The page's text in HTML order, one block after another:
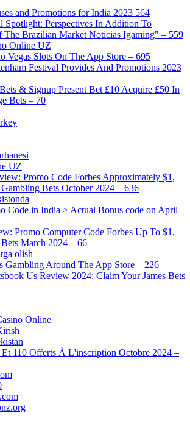
and Promotions for India 2023 564
Spotlight: Perspectives In Addition To
The Brazilian Market Noticias Igaming" – 559
Online UZ
Vegas Slots On The App Store – 695
Festival Provides And Promotions 2023
& Signup Present Bet £10 Acquire £50 In
Bets – 70
UZ
Promo Code Forbes Approximately $1,
Bets October 2024 – 636
Code in India > Actual Bonus code on April
Promo Computer Code Forbes Up To $1,
March 2024 – 66
olish
Gambling Around The App Store – 226
Us Review 2024: Claim Your James Bets
Online
110 Offerts À L'inscription Octobre 2024 –